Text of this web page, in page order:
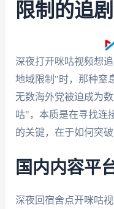
限制的追
深夜打开咪咕视频想
地域限制"时，那种窒
无数海外党被迫成为
咕"，本质是在寻找
的关键，在于如何突
国内内容平
深夜回宿舍点开咪咕